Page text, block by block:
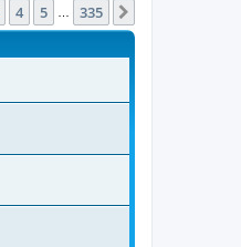
335
4 5 335